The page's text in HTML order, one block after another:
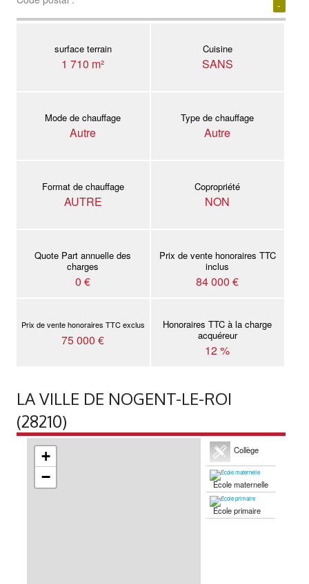
-
surface terrain
1 710 m²
Cuisine
SANS
Mode de chauffage
Autre
Type de chauffage
Autre
Format de chauffage
AUTRE
Copropriété
NON
Quote Part annuelle des
charges
0 €
Prix de vente honoraires TTC
inclus
84 000 €
Prix de vente honoraires TTC exclus
75 000 €
Honoraires TTC à la charge
acquéreur
12 %
LA VILLE DE NOGENT-LE-ROI
(28210)
+
−
Collège
École maternelle
École primaire